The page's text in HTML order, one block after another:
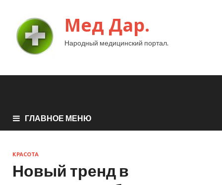
Мед Дар.
Народный медицинский портал.
ГЛАВНОЕ МЕНЮ
КРАСОТА
Новый тренд в